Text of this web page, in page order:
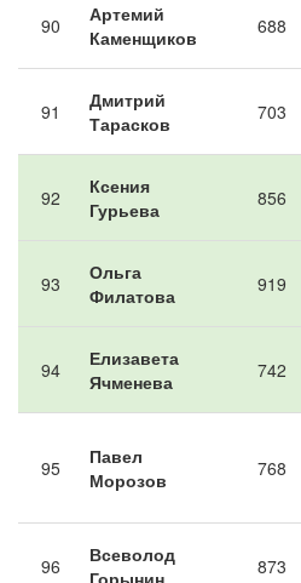
90
Артемий
Каменщиков
688
91
Дмитрий
Тарасков
703
92
Ксения
Гурьева
856
93
Ольга
Филатова
919
94
Елизавета
Ячменева
742
95
Павел
Морозов
768
96
Всеволод
Горынин
873